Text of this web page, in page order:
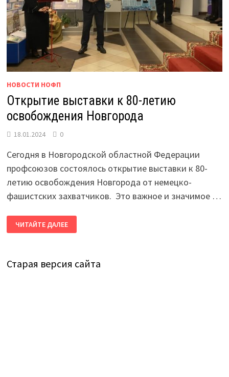
НОВОСТИ НОФП
Открытие выставки к 80-летию
освобождения Новгорода
18.01.2024 0
Сегодня в Новгородской областной Федерации
профсоюзов состоялось открытие выставки к 80-
летию освобождения Новгорода от немецко-
фашистских захватчиков. Это важное и значимое …
ОТКРЫТИЕ
ВЫСТАВКИ
К
НОВГОРОДА
ЧИТАЙТЕ ДАЛЕЕ
Старая версия сайта